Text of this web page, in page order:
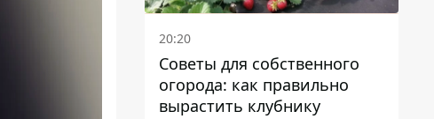
20:20
Советы для собственного
огорода: как правильно
вырастить клубнику